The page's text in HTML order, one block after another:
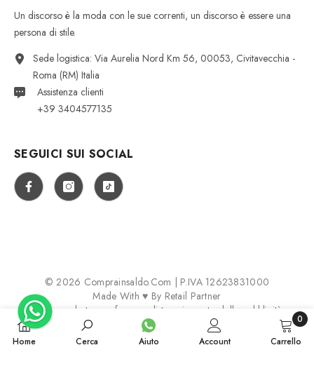
Un discorso è la moda con le sue correnti, un discorso è essere una
persona di stile.
Sede logistica: Via Aurelia Nord Km 56, 00053, Civitavecchia -
Roma (RM) Italia
Assistenza clienti
+39 3404577135
SEGUICI SUI SOCIAL
© 2026 Comprainsaldo.com | P.IVA 12623831000
Made With ♥ By Retail Partner
Aggiorna le tue preferenze di tracciamento della pubblicità
Payment
Home Cerca Aiuto Account Carrello
0